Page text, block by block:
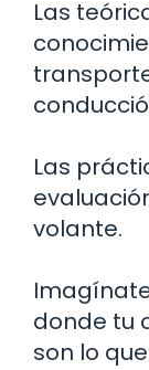
Las
Las
volante.
donde tu
son lo